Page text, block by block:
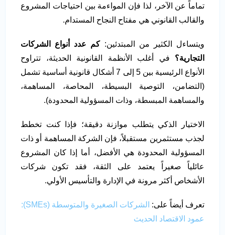
تماماً عن الآخر، لذا فإن المواءمة بين احتياجات المشروع
والقالب القانوني هي مفتاح النجاح المستدام.
ويتساءل الكثير من المبتدئين:كم عدد أنواع الشركات
التجارية؟ في أغلب الأنظمة القانونية الحديثة، تتراوح
الأنواع الرئيسية بين 5 إلى 7 أشكال قانونية أساسية تشمل
(التضامن، التوصية البسيطة، المحاصة، المساهمة،
والمساهمة المبسطة، وذات المسؤولية المحدودة).
الاختيار الذكي يتطلب موازنة دقيقة؛ فإذا كنت تخطط
لجذب مستثمرين مستقبلاً، فإن الشركة المساهمة أو ذات
المسؤولية المحدودة هي الأفضل، أما إذا كان المشروع
عائلياً صغيراً يعتمد على الثقة، فقد تكون شركات
الأشخاص أكثر مرونة في الإدارة والتأسيس الأولي.
تعرف أيضاً على:
الشركات الصغيرة والمتوسطة (SMEs):
عمود الاقتصاد الحديث